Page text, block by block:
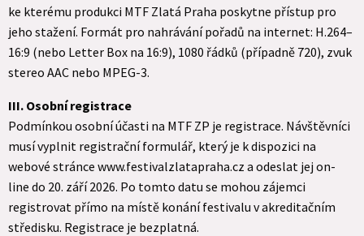
ke kterému produkci MTF Zlatá Praha poskytne přístup pro
jeho stažení. Formát pro nahrávání pořadů na internet: H.264–
16:9 (nebo Letter Box na 16:9), 1080 řádků (případně 720), zvuk
stereo AAC nebo MPEG-3.
III. Osobní registrace
Podmínkou osobní účasti na MTF ZP je registrace. Návštěvníci
musí vyplnit registrační formulář, který je k dispozici na
webové stránce www.festivalzlatapraha.cz a odeslat jej on-
line do 20. září 2026. Po tomto datu se mohou zájemci
registrovat přímo na místě konání festivalu v akreditačním
středisku. Registrace je bezplatná.